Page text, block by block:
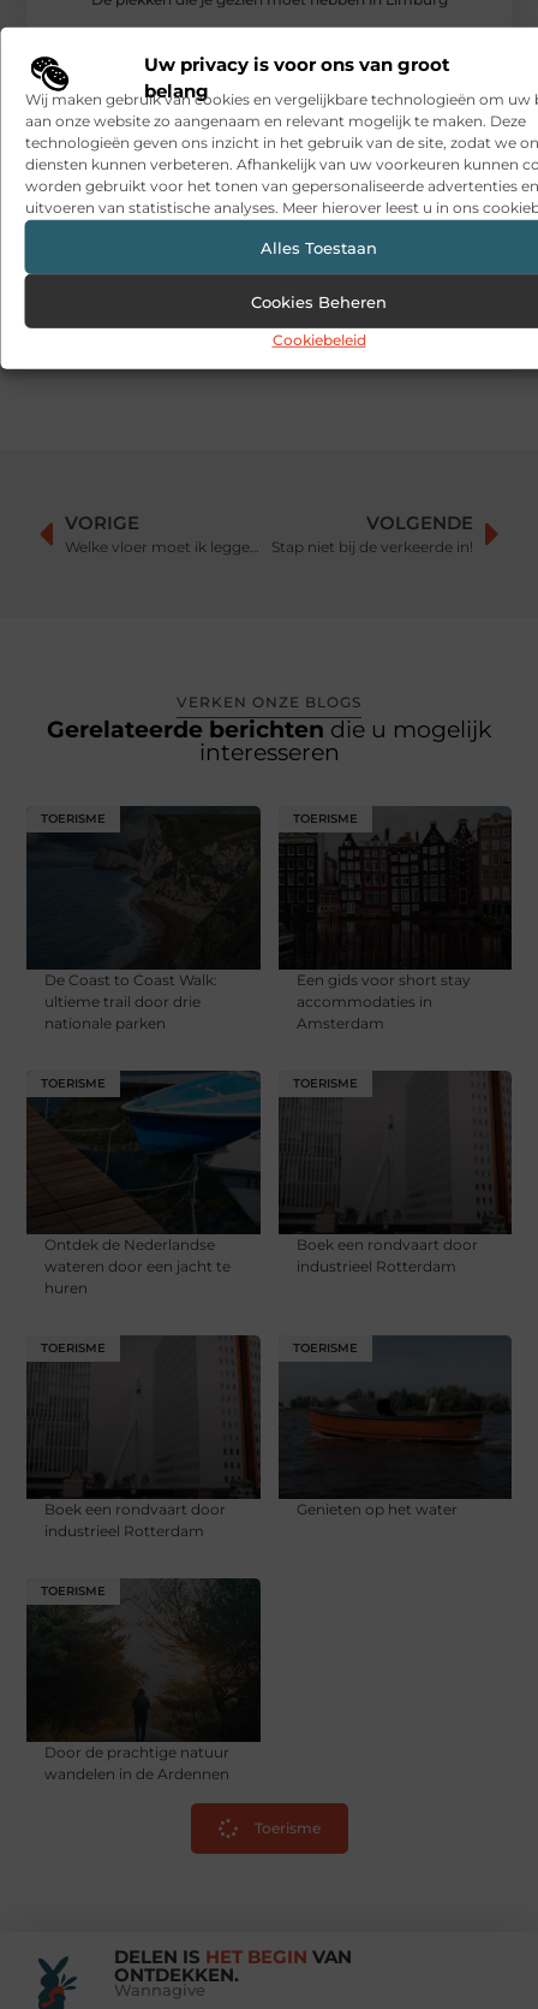
Uw privacy is voor ons van groot
belang
Wij maken gebruik van cookies en vergelijkbare technologieën om uw
aan onze website zo aangenaam en relevant mogelijk te maken. Deze
technologieën geven ons inzicht in het gebruik van de site, zodat we
diensten kunnen verbeteren. Afhankelijk van uw voorkeuren kunnen
worden gebruikt voor het tonen van gepersonaliseerde advertenties
uitvoeren van statistische analyses. Meer hierover leest u in ons
Alles Toestaan
Cookies Beheren
Cookiebeleid
Snelle sfeerverbetering met accessoires die altijd passen
Een deur die open blijft zonder gedoe
Sitcon: Specialist in beveiligingsoplossingen en
detectietechnologie
Dag van de Medewerker: wat is het en wat doen organisaties?
What a men’s barber sees in the details
VORIGE
Welke vloer moet ik leggen in mijn huis?
VOLGENDE
Stap niet bij de verkeerde in!
VERKEN ONZE BLOGS
Gerelateerde berichten die u mogelijk
interesseren
TOERISME
De Coast to Coast Walk:
ultieme trail door drie
nationale parken
TOERISME
Een gids voor short stay
accommodaties in
Amsterdam
TOERISME
Ontdek de Nederlandse
wateren door een jacht te
huren
TOERISME
Boek een rondvaart door
industrieel Rotterdam
TOERISME
Boek een rondvaart door
industrieel Rotterdam
TOERISME
Genieten op het water
TOERISME
Door de prachtige natuur
wandelen in de Ardennen
Toerisme
DELEN IS HET BEGIN VAN
ONTDEKKEN.
Wannagive